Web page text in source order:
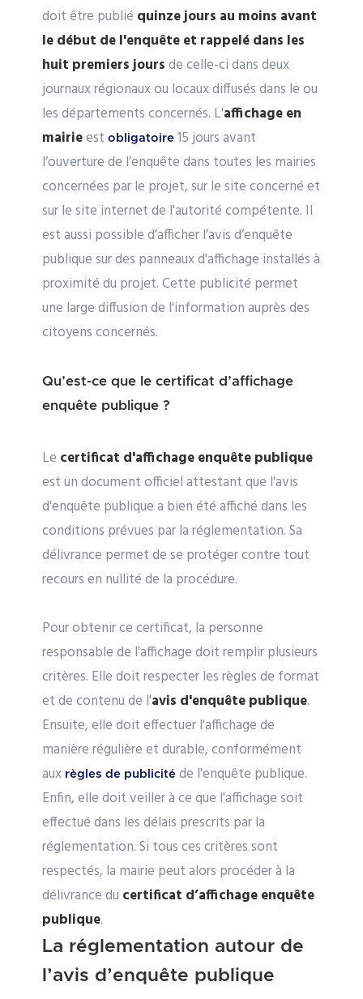
doit être publié quinze jours au moins avant
le début de l'enquête et rappelé dans les
huit premiers joursde celle-ci dans deux
journaux régionaux ou locaux diffusés dans le ou
les départements concernés. L'affichage en
mairieest obligatoire 15 jours avant
l’ouverture de l’enquête dans toutes les mairies
concernées par le projet, sur le site concerné et
sur le site internet de l'autorité compétente. Il
est aussi possible d’afficher l’avis d’enquête
publique sur des panneaux d'affichage installés à
proximité du projet. Cette publicité permet
une large diffusion de l'information auprès des
citoyens concernés.
Qu’est-ce que le certificat d’affichage
enquête publique ?
Le certificat d'affichage enquête publique
est un document officiel attestant que l'avis
d'enquête publique a bien été affiché dans les
conditions prévues par la réglementation. Sa
délivrance permet de se protéger contre tout
recours en nullité de la procédure.
Pour obtenir ce certificat, la personne
responsable de l'affichage doit remplir plusieurs
critères. Elle doit respecter les règles de format
et de contenu de l'avis d'enquête publique.
Ensuite, elle doit effectuer l'affichage de
manière régulière et durable, conformément
aux règles de publicité de l'enquête publique.
Enfin, elle doit veiller à ce que l'affichage soit
effectué dans les délais prescrits par la
réglementation. Si tous ces critères sont
respectés, la mairie peut alors procéder à la
délivrance du certificat d’affichage enquête
publique.
La réglementation autour de
l’avis d’enquête publique